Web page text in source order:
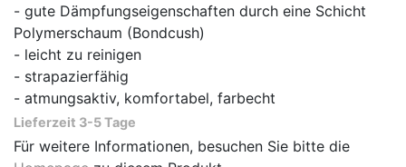
- gute Dämpfungseigenschaften durch eine Schicht
Polymerschaum (Bondcush)
- leicht zu reinigen
- strapazierfähig
- atmungsaktiv, komfortabel, farbecht
Lieferzeit 3-5 Tage
Für weitere Informationen, besuchen Sie bitte die